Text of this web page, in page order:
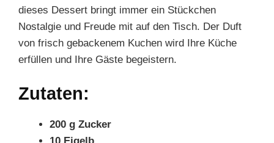
dieses Dessert bringt immer ein Stückchen
Nostalgie und Freude mit auf den Tisch. Der Duft
von frisch gebackenem Kuchen wird Ihre Küche
erfüllen und Ihre Gäste begeistern.
Zutaten:
200 g Zucker